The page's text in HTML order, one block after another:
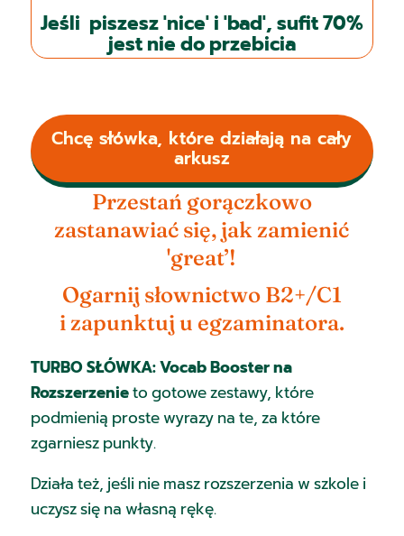
Jeśli piszesz 'nice' i 'bad', sufit 70%
jest nie do przebicia
Chcę słówka, które działają na cały
arkusz
Przestań gorączkowo
zastanawiać się, jak zamienić
'great’!
Ogarnij słownictwo B2+/C1
i zapunktuj u egzaminatora.
TURBO SŁÓWKA: Vocab Booster na
Rozszerzenieto gotowe zestawy, które
podmienią proste wyrazy na te, za które
zgarniesz punkty.
Działa też, jeśli nie masz rozszerzenia w szkole i
uczysz się na własną rękę.